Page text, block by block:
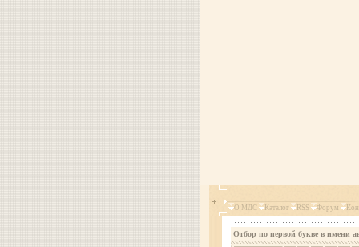
О МДС Каталог RSS Форум
Отбор по первой букве в имени